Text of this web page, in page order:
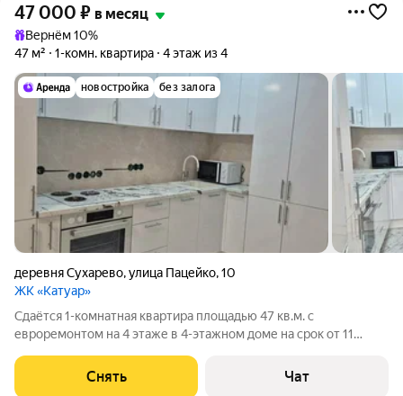
47 000 ₽ в месяц
Вернём 10%
47 м²
1-комн. квартира 4 этаж из 4
новостройка без залога
деревня Сухарево,улица Пацейко,10
ЖК «Катуар»
Сдаётся 1-комнатная квартира площадью 47 кв.м. с
евроремонтом на 4 этаже в 4-этажном доме на срок от 11
Холодильник Посудомоечная машина Кондиционер
Микроволновка Дом - кирпичный. Во
Снять Чат